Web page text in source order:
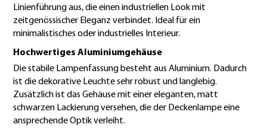
Linienführung aus, die einen industriellen Look mit
zeitgenössischer Eleganz verbindet. Ideal für ein
minimalistisches oder industrielles Interieur.
Hochwertiges Aluminiumgehäuse
Die stabile Lampenfassung besteht aus Aluminium. Dadurch
ist die dekorative Leuchte sehr robust und langlebig.
Zusätzlich ist das Gehäuse mit einer eleganten, matt
schwarzen Lackierung versehen, die der Deckenlampe eine
ansprechende Optik verleiht.